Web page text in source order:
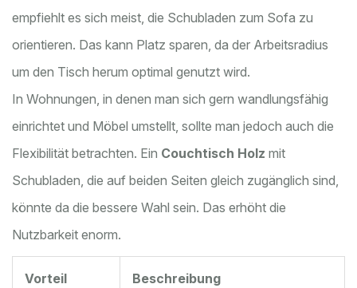
empfiehlt es sich meist, die Schubladen zum Sofa zu
orientieren. Das kann Platz sparen, da der Arbeitsradius
um den Tisch herum optimal genutzt wird.
In Wohnungen, in denen man sich gern wandlungsfähig
einrichtet und Möbel umstellt, sollte man jedoch auch die
Flexibilität betrachten. Ein Couchtisch Holz mit
Schubladen, die auf beiden Seiten gleich zugänglich sind,
könnte da die bessere Wahl sein. Das erhöht die
Nutzbarkeit enorm.
Vorteil Beschreibung